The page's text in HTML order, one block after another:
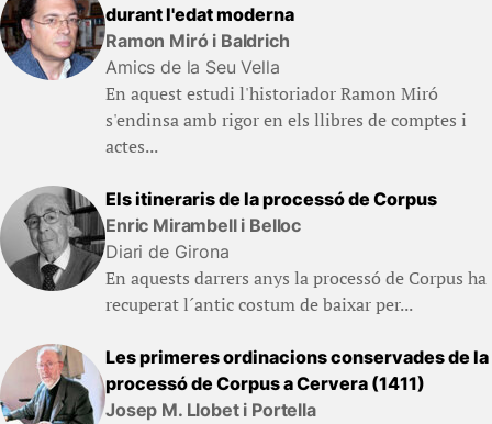
durant l'edat moderna
Ramon Miró i Baldrich
Amics de la Seu Vella
En aquest estudi l'historiador Ramon Miró
s'endinsa amb rigor en els llibres de comptes i
actes...
Els itineraris de la processó de Corpus
Enric Mirambell i Belloc
Diari de Girona
En aquests darrers anys la processó de Corpus ha
recuperat l´antic costum de baixar per...
Les primeres ordinacions conservades de la
processó de Corpus a Cervera (1411)
Josep M. Llobet i Portella